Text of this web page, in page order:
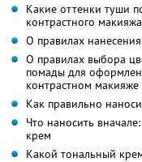
Какие оттенки туши
контрастного макияжа
О правилах
О правилах выбора
помады для
контрастном макияже
Как правильно
Что наносить
крем
Какой тональный